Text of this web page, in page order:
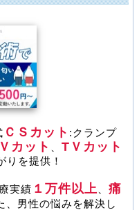
ＣＳカット :クランプ
Ｖカット ТＶカット
りを提供！
実績 １万件以上
痛
、男性の悩みを解決し